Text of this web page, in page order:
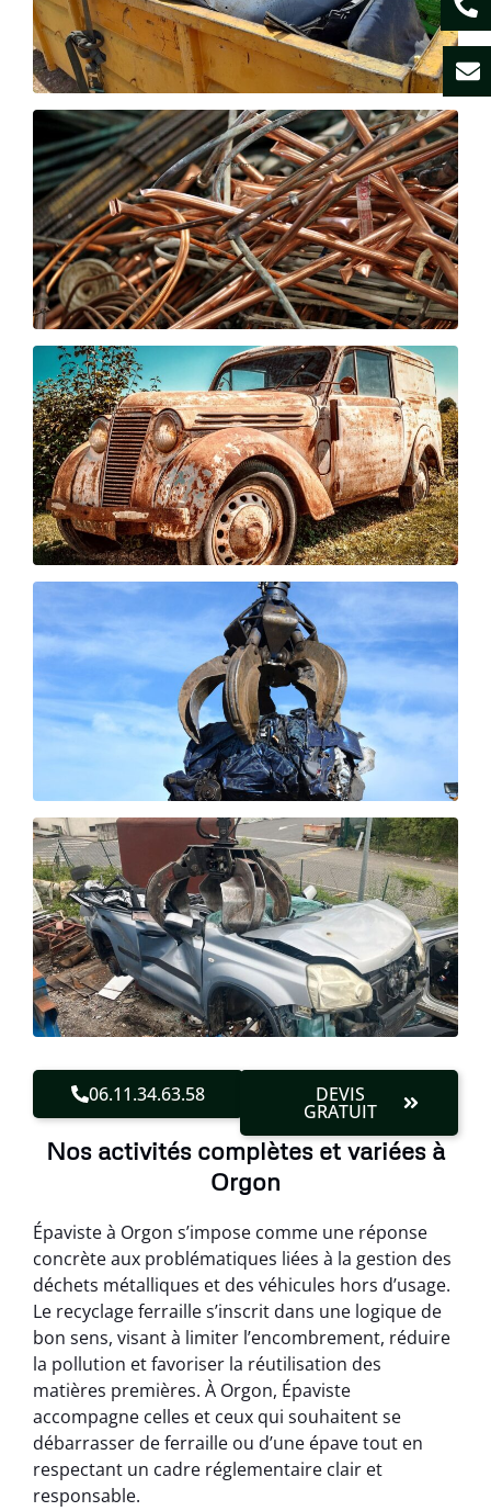
06.11.34.63.58 DEVIS
GRATUIT
Nos activités complètes et variées à
Orgon
Épaviste à Orgon s’impose comme une réponse
concrète aux problématiques liées à la gestion des
déchets métalliques et des véhicules hors d’usage.
Le recyclage ferraille s’inscrit dans une logique de
bon sens, visant à limiter l’encombrement, réduire
la pollution et favoriser la réutilisation des
matières premières. À Orgon, Épaviste
accompagne celles et ceux qui souhaitent se
débarrasser de ferraille ou d’une épave tout en
respectant un cadre réglementaire clair et
responsable.